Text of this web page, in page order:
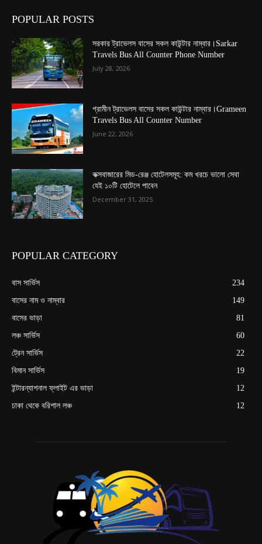
POPULAR POSTS
সরকার ট্রাভেলস বাসের সকল কাউন্টার নাম্বার।Sarkar
Travels Bus All Counter Phone Number
July 28, 2026
গ্রামীন ট্রাভেলস বাসের সকল কাউন্টার নাম্বার।Grameen
Travels Bus All Counter Number
June 22, 2026
কক্সবাজারের মিড-রেঞ্জ হোটেলসমূহ: কম খরচে ভালো সেবা
যেই ১০টি হোটেলে পাবেন
December 31, 2025
POPULAR CATEGORY
বাস সার্ভিস
234
বাসের নাম ও নাম্বার
149
বাসের ভাড়া
81
লঞ্চ সার্ভিস
60
ট্রেন সার্ভিস
22
বিমান সার্ভিস
19
ইন্টারন্যাশনাল ফ্লাইট এর ভাড়া
12
ঢাকা থেকে বরিশাল লঞ্চ
12